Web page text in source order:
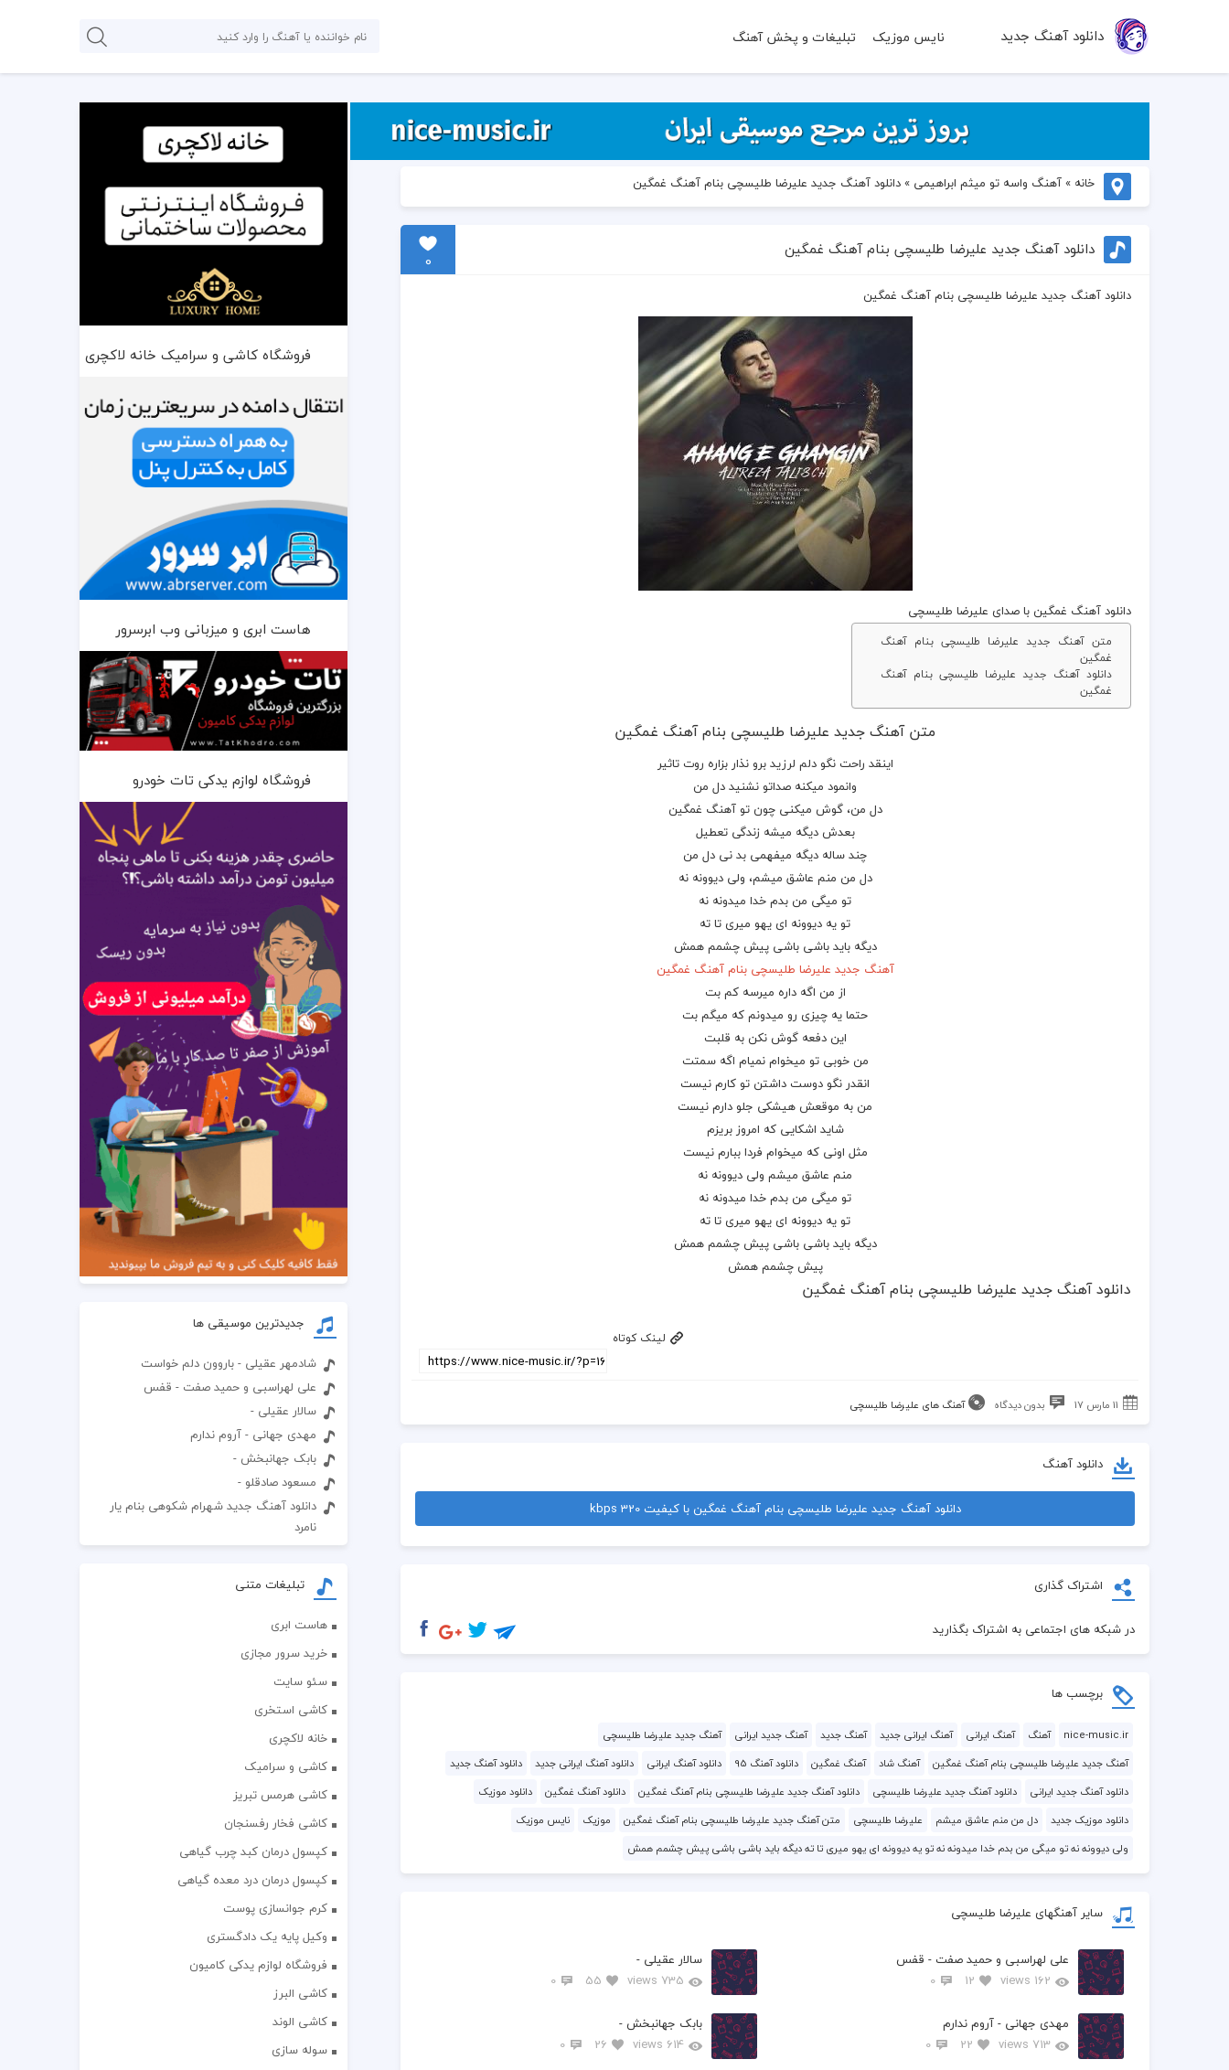
دانلود آهنگ جدید نایس موزیک تبلیغات و پخش آهنگ
خانه »آهنگ واسه تو میثم ابراهیمی »دانلود آهنگ جدید علیرضا طلیسچی بنام آهنگ غمگین
دانلود آهنگ جدید علیرضا طلیسچی بنام آهنگ غمگین
0
دانلود آهنگ جدید علیرضا طلیسچی بنام آهنگ غمگین
دانلود آهنگ غمگین با صدای علیرضا طلیسچی
متن آهنگ جدید علیرضا طلیسچی بنام آهنگ
غمگین
دانلود آهنگ جدید علیرضا طلیسچی بنام آهنگ
غمگین
متن آهنگ جدید علیرضا طلیسچی بنام آهنگ غمگین
اینقد راحت نگو دلم لرزید برو نذار بزاره روت تاثیر
وانمود میکنه صداتو نشنید دل من
دل من، گوش میکنی چون توآهنگ غمگین
بعدش دیگه میشه زندگی تعطیل
چند ساله دیگه میفهمی بد نی دل من
دل من منم عاشق میشم، ولی دیوونه نه
تو میگی من بدم خدا میدونه نه
تو یه دیوونه ای یهو میری تا ته
دیگه باید باشی باشی پیش چشمم همش
آهنگ جدید علیرضا طلیسچی بنام آهنگ غمگین
از من اگه داره میرسه کم بت
حتما یه چیزی رو میدونم که میگم بت
این دفعه گوش نکن به قلبت
من خوبی تو میخوام نمیام اگه سمتت
انقدر نگو دوست داشتن تو کارم نیست
من به موقعش هیشکی جلو دارم نیست
شاید اشکایی که امروز بریزم
مثل اونی که میخوام فردا ببارم نیست
منم عاشق میشم ولی دیوونه نه
تو میگی من بدم خدا میدونه نه
تو یه دیوونه ای یهو میری تا ته
دیگه باید باشی باشی پیش چشمم همش
پیش چشمم همش
دانلود آهنگ جدید علیرضا طلیسچی بنام آهنگ غمگین
لینک کوتاه
11 مارس 17 بدون دیدگاه آهنگ های علیرضا طلیسچی
دانلود آهنگ
دانلود آهنگ جدید علیرضا طلیسچی بنام آهنگ غمگین با کیفیت 320 kbps
اشتراک گذاری
در شبکه های اجتماعی به اشتراک بگذارید
برچسب ها
nice-music.ir آهنگ آهنگ ایرانی آهنگ ایرانی جدید آهنگ جدید آهنگ جدید ایرانی
آهنگ جدید علیرضا طلیسچی
آهنگ جدید علیرضا طلیسچی بنام آهنگ غمگین
آهنگ شاد آهنگ غمگین دانلود آهنگ 95 دانلود آهنگ ایرانی دانلود آهنگ ایرانی جدید
دانلود آهنگ جدید
دانلود آهنگ جدید ایرانی
دانلود آهنگ جدید علیرضا طلیسچی دانلود آهنگ جدید علیرضا طلیسچی بنام آهنگ غمگین دانلود آهنگ غمگین
دانلود موزیک
دانلود موزیک جدید
دل من منم عاشق میشم علیرضا طلیسچی متن آهنگ جدید علیرضا طلیسچی بنام آهنگ غمگین موزیک
نایس موزیک
ولی دیوونه نه تو میگی من بدم خدا میدونه نه تو یه دیوونه ای یهو میری تا ته دیگه باید باشی باشی پیش چشمم همش
سایر آهنگهای علیرضا طلیسچی
علی لهراسبی و حمید صفت - قفس
162 views
12
0
سالار عقیلی -
735 views
55
0
مهدی جهانی - آروم ندارم
713 views
22
0
بابک جهانبخش -
614 views
26
0
فروشگاه کاشی و سرامیک خانه لاکچری
هاست ابری و میزبانی وب ابرسرور
فروشگاه لوازم یدکی تات خودرو
جدیدترین موسیقی ها
شادمهر عقیلی - باروون دلم خواست
علی لهراسبی و حمید صفت - قفس
سالار عقیلی -
مهدی جهانی - آروم ندارم
بابک جهانبخش -
مسعود صادقلو -
دانلود آهنگ جدید شهرام شکوهی بنام یار
نامرد
تبلیغات متنی
هاست ابری
خرید سرور مجازی
سئو سایت
کاشی استخری
خانه لاکچری
کاشی و سرامیک
کاشی هرمس تبریز
کاشی فخار رفسنجان
کپسول درمان کبد چرب گیاهی
کپسول درمان درد معده گیاهی
کرم جوانسازی پوست
وکیل پایه یک دادگستری
فروشگاه لوازم یدکی کامیون
کاشی البرز
کاشی الوند
سوله سازی